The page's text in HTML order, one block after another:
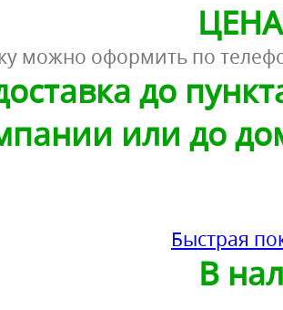
можно оформить по
до
или до
Быстрая
В